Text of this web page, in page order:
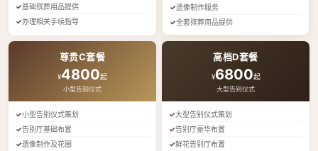
基础殡葬用品提供
办理相关手续指导
遗像制作服务
全套殡葬用品提供
尊贵C套餐
¥4800起
小型告别仪式
小型告别仪式策划
告别厅基础布置
遗像制作及花圈
高档D套餐
¥6800起
大型告别仪式
大型告别仪式策划
告别厅豪华布置
鲜花告别厅布置